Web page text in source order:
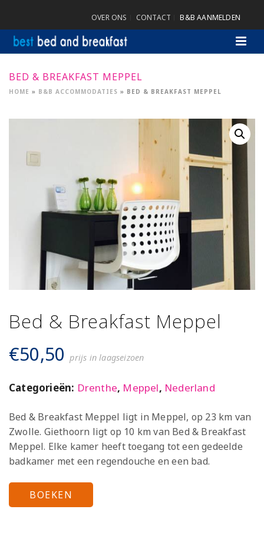
OVER ONS CONTACT B&B AANMELDEN
BED & BREAKFAST MEPPEL
HOME » B&B ACCOMMODATIES » BED & BREAKFAST MEPPEL
Bed & Breakfast Meppel
€50,50 prijs in laagseizoen
Categorieën: Drenthe, Meppel, Nederland
Bed & Breakfast Meppel ligt in Meppel, op 23 km van
Zwolle. Giethoorn ligt op 10 km van Bed & Breakfast
Meppel. Elke kamer heeft toegang tot een gedeelde
badkamer met een regendouche en een bad.
BOEKEN